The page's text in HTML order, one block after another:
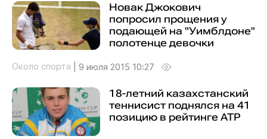
Новак Джокович
попросил прощения у
подающей на "Уимблдоне"
полотенце девочки
Около спорта 9 июля 2015 10:27
18-летний казахстанский
теннисист поднялся на 41
позицию в рейтинге ATP